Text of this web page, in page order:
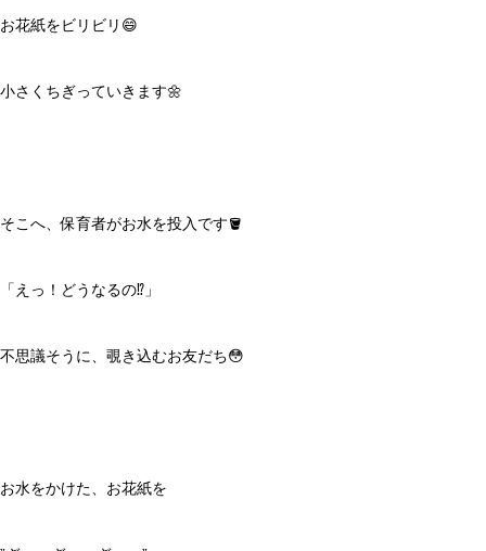
お花紙をビリビリ😄
小さくちぎっていきます🌼
そこへ、保育者がお水を投入です🪣
「えっ！どうなるの⁉️」
不思議そうに、覗き込むお友だち😳
お水をかけた、お花紙を